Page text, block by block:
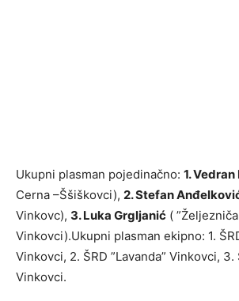
Ukupni plasman pojedinačno: 1.
Cerna –Ššiškovci), 2. Stefan
Vinkovc), 3. Luka Grgljanić (
Vinkovci).Ukupni plasman ekipno: 1.
Vinkovci, 2. ŠRD ”Lavanda” Vinkovci, 3.
Vinkovci.